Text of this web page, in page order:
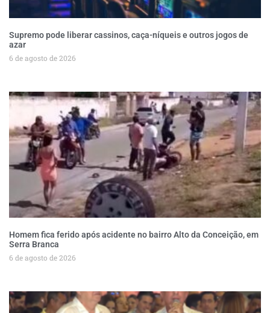
Supremo pode liberar cassinos, caça-níqueis e outros jogos de
azar
6 de agosto de 2026
Homem fica ferido após acidente no bairro Alto da Conceição, em
Serra Branca
6 de agosto de 2026